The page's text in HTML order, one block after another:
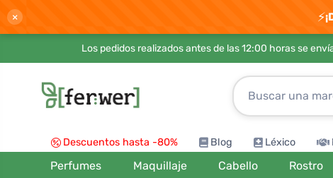
× ⚡
Los pedidos realizados antes de las 12:00 horas se
Descuentos hasta -80% Blog Léxico
Perfumes Maquillaje Cabello Rostro